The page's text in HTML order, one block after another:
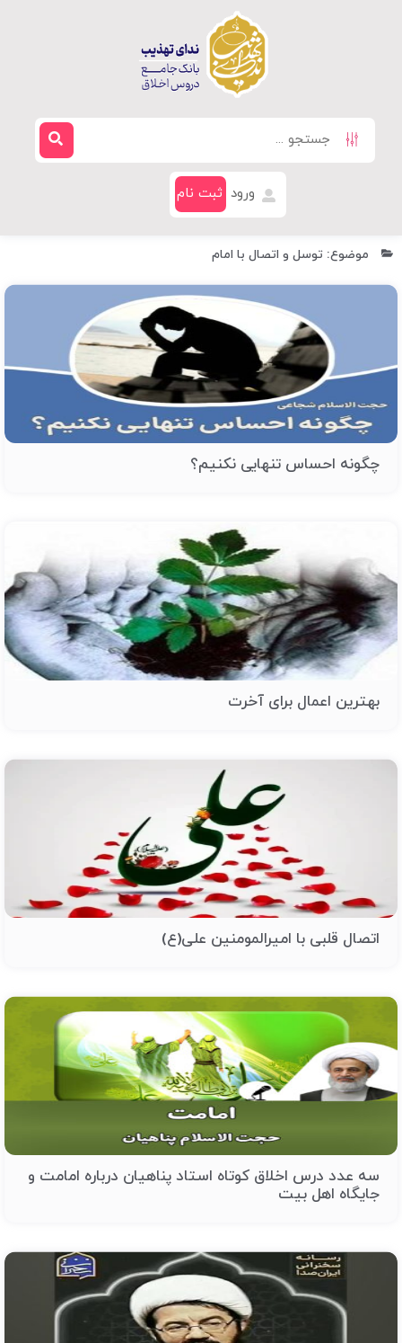
ورود ثبت نام
موضوع: توسل و اتصال با امام
چگونه احساس تنهایی نکنیم؟
بهترین اعمال برای آخرت
اتصال قلبی با امیرالمومنین علی(ع)
سه عدد درس اخلاق کوتاه استاد پناهیان درباره امامت و
جایگاه اهل بیت